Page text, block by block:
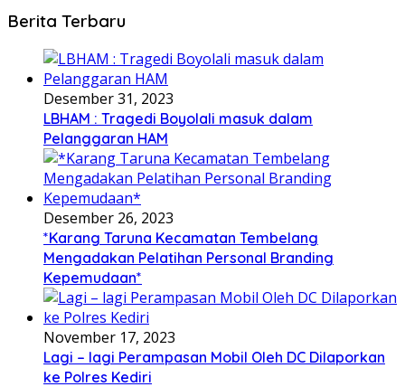
Berita Terbaru
Desember 31, 2023
LBHAM : Tragedi Boyolali masuk dalam
Pelanggaran HAM
Desember 26, 2023
*Karang Taruna Kecamatan Tembelang
Mengadakan Pelatihan Personal Branding
Kepemudaan*
November 17, 2023
Lagi – lagi Perampasan Mobil Oleh DC Dilaporkan
ke Polres Kediri